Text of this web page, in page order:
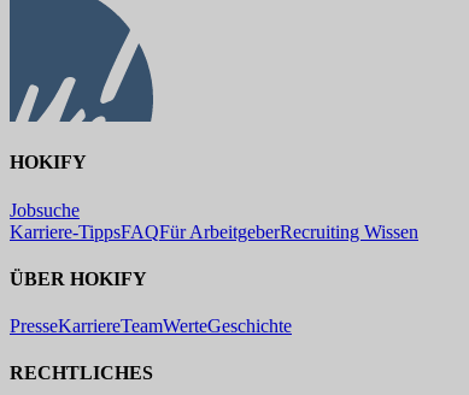
HOKIFY
Jobsuche
Karriere-TippsFAQFür ArbeitgeberRecruiting Wissen
ÜBER HOKIFY
PresseKarriereTeamWerteGeschichte
RECHTLICHES